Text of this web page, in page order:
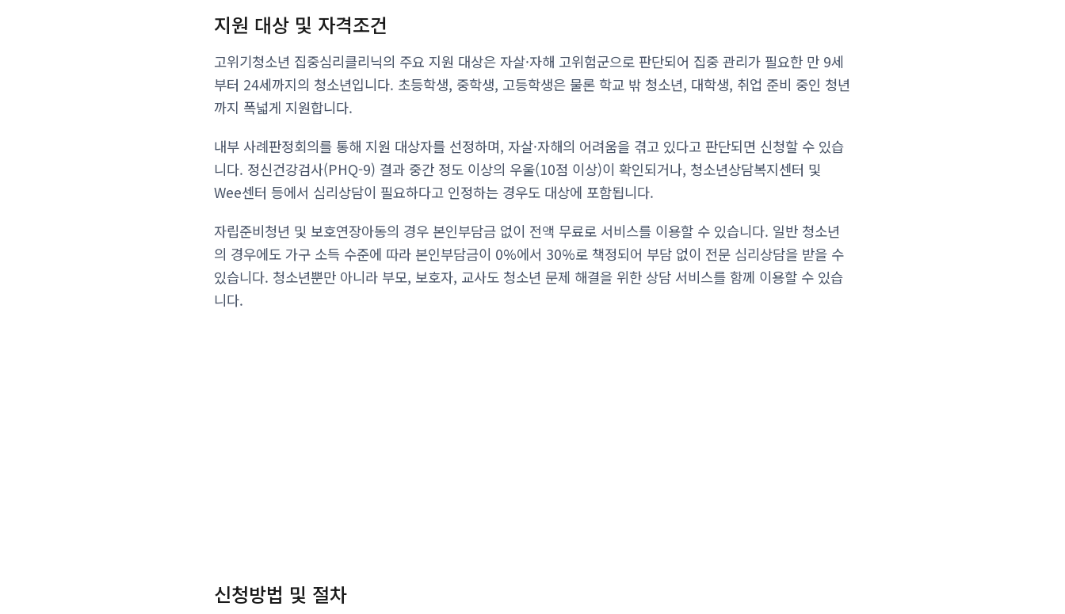
지원 대상 및 자격조건
고위기청소년 집중심리클리닉의 주요 지원 대상은 자살·자해 고위험군으로 판단되어 집중 관리가 필요한 만 9세
부터 24세까지의 청소년입니다. 초등학생, 중학생, 고등학생은 물론 학교 밖 청소년, 대학생, 취업 준비 중인 청년
까지 폭넓게 지원합니다.
내부 사례판정회의를 통해 지원 대상자를 선정하며, 자살·자해의 어려움을 겪고 있다고 판단되면 신청할 수 있습
니다. 정신건강검사(PHQ-9) 결과 중간 정도 이상의 우울(10점 이상)이 확인되거나, 청소년상담복지센터 및
Wee센터 등에서 심리상담이 필요하다고 인정하는 경우도 대상에 포함됩니다.
자립준비청년 및 보호연장아동의 경우 본인부담금 없이 전액 무료로 서비스를 이용할 수 있습니다. 일반 청소년
의 경우에도 가구 소득 수준에 따라 본인부담금이 0%에서 30%로 책정되어 부담 없이 전문 심리상담을 받을 수
있습니다. 청소년뿐만 아니라 부모, 보호자, 교사도 청소년 문제 해결을 위한 상담 서비스를 함께 이용할 수 있습
니다.
신청방법 및 절차